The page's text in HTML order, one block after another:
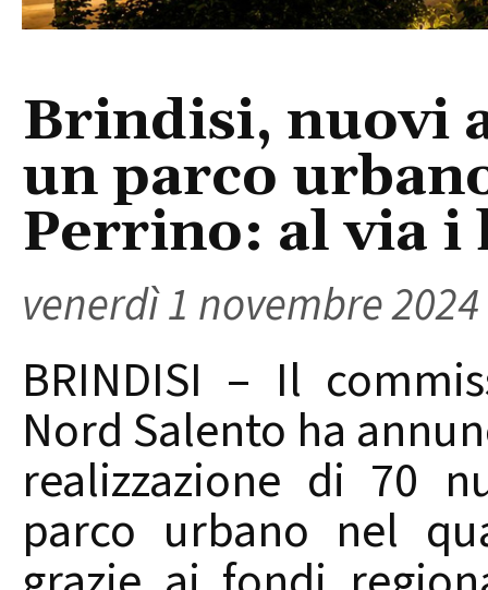
Brindisi, nuovi
un parco
Perrino: al via i
venerdì 1 novembre 2024
BRINDISI – Il
Nord Salento ha
realizzazione di 70
parco urbano nel